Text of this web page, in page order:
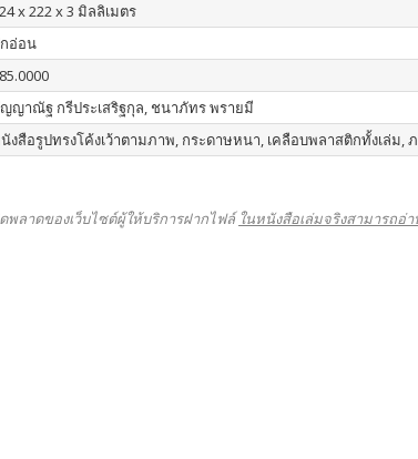
x 222 x 3 มิลลิเมตร
อ่อน
ญาณัฐ กรีประเสริฐกุล, ชนาภัทร พรายมี
งสือรูปทรงโค้งเว้าตามภาพ, กระดาษหนา, เคลือบพลาสติกทั้งเล่ม,
พลาดของเว็บไซต์ผู้ให้บริการฝากไฟล์ ในหนังสือเล่มจริงสามารถอ่